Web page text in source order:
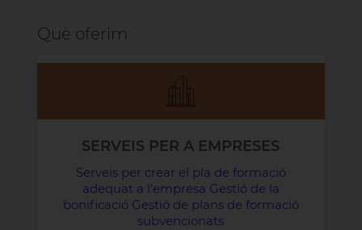
Què oferim
SERVEIS PER A EMPRESES
Serveis per crear el pla de formació
adequat a l'empresa Gestió de la
bonificació Gestió de plans de formació
subvencionats